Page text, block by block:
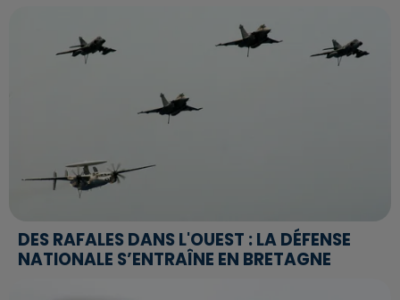
DES RAFALES DANS L'OUEST : LA DÉFENSE
NATIONALE S’ENTRAÎNE EN BRETAGNE